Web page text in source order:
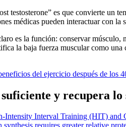
testosterone” es que convierte un
médicas pueden interactuar con
es la función: conservar
la baja fuerza muscular como
del ejercicio después de los
y recupera lo
Intensity Interval Training (HIT) and